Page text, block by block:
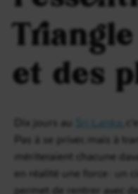
et des
Dix jours au Sri Lanka
,
Pas à se priver, mais à
mériteraient chacune
en réalité une force : un
permet de rentrer avec